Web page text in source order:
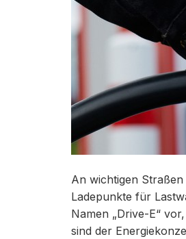
An wichtigen
Ladepunkte für
Namen „Drive-E“
sind der